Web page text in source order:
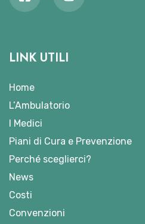
LINK UTILI
Home
L’Ambulatorio
I Medici
Piani di Cura e Prevenzione
Perché sceglierci?
News
Costi
Convenzioni